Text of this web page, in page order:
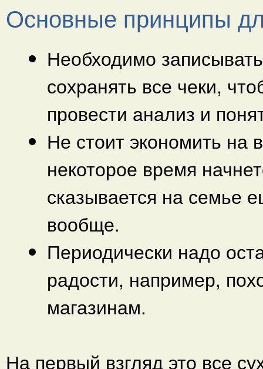
Основные принципы
Необходимо
сохранять все чеки,
провести анализ и
Не стоит экономить на
некоторое время
сказывается на семье
вообще.
Периодически надо
радости, например,
магазинам.
На первый взгляд это все